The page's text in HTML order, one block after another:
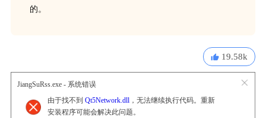
的。
19.58k
JiangSuRss.exe - 系统错误
由于找不到 Qt5Network.dll，无法继续执行代码。重新
安装程序可能会解决此问题。